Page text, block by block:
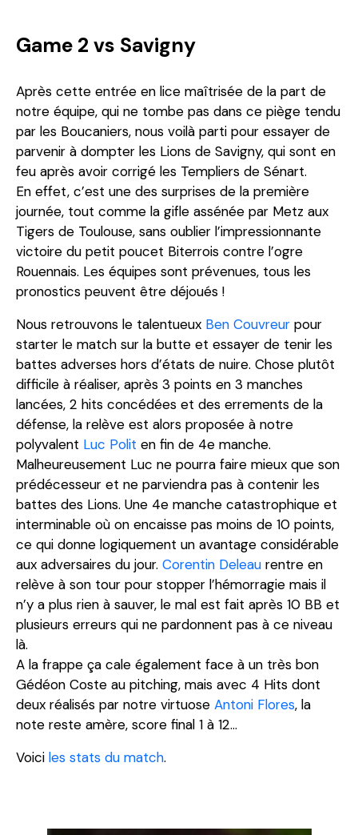
Game 2 vs Savigny
Après cette entrée en lice maîtrisée de la part de
notre équipe, qui ne tombe pas dans ce piège tendu
par les Boucaniers, nous voilà parti pour essayer de
parvenir à dompter les Lions de Savigny, qui sont en
feu après avoir corrigé les Templiers de Sénart.
En effet, c’est une des surprises de la première
journée, tout comme la gifle assénée par Metz aux
Tigers de Toulouse, sans oublier l’impressionnante
victoire du petit poucet Biterrois contre l’ogre
Rouennais. Les équipes sont prévenues, tous les
pronostics peuvent être déjoués !
Nous retrouvons le talentueux Ben Couvreur pour
starter le match sur la butte et essayer de tenir les
battes adverses hors d’états de nuire. Chose plutôt
difficile à réaliser, après 3 points en 3 manches
lancées, 2 hits concédées et des errements de la
défense, la relève est alors proposée à notre
polyvalent Luc Polit en fin de 4e manche.
Malheureusement Luc ne pourra faire mieux que son
prédécesseur et ne parviendra pas à contenir les
battes des Lions. Une 4e manche catastrophique et
interminable où on encaisse pas moins de 10 points,
ce qui donne logiquement un avantage considérable
aux adversaires du jour. Corentin Deleau rentre en
relève à son tour pour stopper l’hémorragie mais il
n’y a plus rien à sauver, le mal est fait après 10 BB et
plusieurs erreurs qui ne pardonnent pas à ce niveau
là.
A la frappe ça cale également face à un très bon
Gédéon Coste au pitching, mais avec 4 Hits dont
deux réalisés par notre virtuose Antoni Flores, la
note reste amère, score final 1 à 12…
Voici les stats du match.